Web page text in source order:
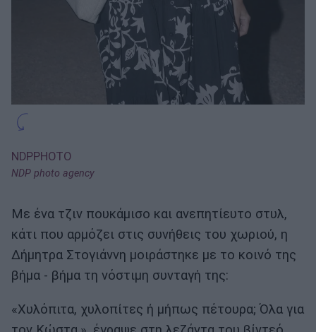
NDPPHOTO
NDP photo agency
Με ένα τζιν πουκάμισο και ανεπητίευτο στυλ,
κάτι που αρμόζει στις συνήθεις του χωριού, η
Δήμητρα Στογιάννη μοιράστηκε με το κοινό της
βήμα - βήμα τη νόστιμη συνταγή της:
«Χυλόπιτα, χυλοπίτες ή μήπως πέτουρα; Όλα για